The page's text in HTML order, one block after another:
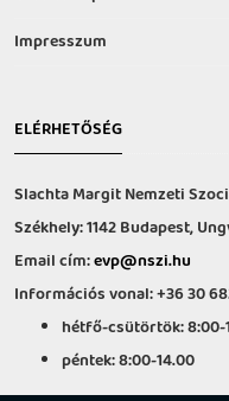
Impresszum
ELÉRHETŐSÉG
Slachta Margit Nemzeti
Székhely: 1142 Budapest,
Email cím:evp@nszi.hu
Információs vonal: +36 30
hétfő-csütörtök: 8:00-
péntek: 8:00-14.00